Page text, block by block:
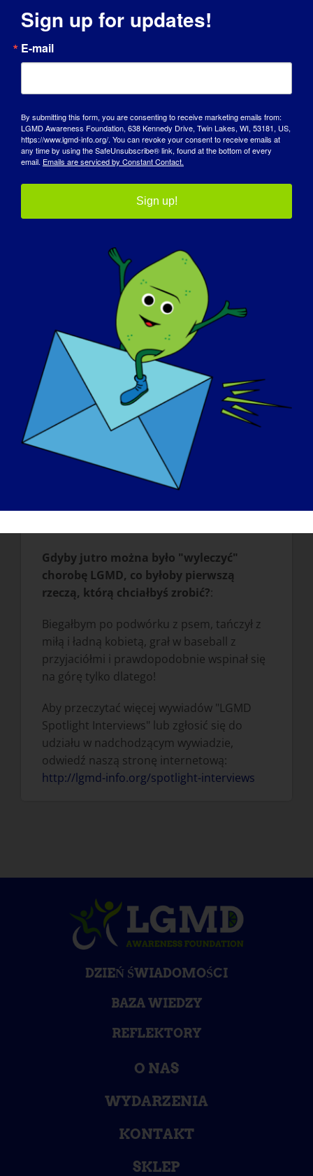
Uczy mnie nowych rzeczy każdego dnia. W
tak krótkim czasie zyskałem perspektywę
na całe życie. Stałem się lepszym
bardziej cierpliwy wobec siebie i innych.
Doceniam każdą chwilę i każdy krok, który
mi pozostał. Uśmiecham się więcej, patrzę
na chmury i traktuję teraz wszystkich
łagodnie. Staram się być czyimś
bohaterem. Poza tym, że cierpię na LGMD,
jestem najszczęśliwszym żyjącym
człowiekiem z najlepszą rodziną i
Co chciałbyś, aby świat dowiedział się o
Że jesteśmy ludźmi z celami, aspiracjami,
pasjami i uczuciami - tak jak wszyscy inni.
Wielu z nas było kiedyś całkiem
"normalnych". Gdyby wszyscy wiedzieli,
przez jakie przeszkody musi przeskakiwać
osoba z LGMD, aby przejść przez normalną
codzienną rutynę, ludzie zaczęliby
rozumieć, jak twarda i odporna jest nasza
społeczność. Zrozumieliby, że jest to
społeczność i choroba, o którą warto
walczyć. Bądź więc orędownikiem, podczas
gdy badacze i naukowcy odkryją te
Gdyby jutro można było "wyleczyć"
chorobę LGMD, co byłoby pierwszą
rzeczą, którą chciałbyś zrobić?:
Biegałbym po podwórku z psem, tańczył z
miłą i ładną kobietą, grał w baseball z
przyjaciółmi i prawdopodobnie wspinał się
na górę tylko dlatego!
Aby przeczytać więcej wywiadów "LGMD
Spotlight Interviews" lub zgłosić się do
udziału w nadchodzącym wywiadzie,
odwiedź naszą stronę internetową:
http://lgmd-info.org/spotlight-interviews
DZIEŃ ŚWIADOMOŚCI
BAZA WIEDZY
REFLEKTORY
O NAS
WYDARZENIA
KONTAKT
SKLEP
Sign up for updates!
E-mail
By submitting this form, you are consenting to receive marketing emails from:
LGMD Awareness Foundation, 638 Kennedy Drive, Twin Lakes, WI, 53181, US,
https://www.lgmd-info.org/. You can revoke your consent to receive emails at
any time by using the SafeUnsubscribe® link, found at the bottom of every
email. Emails are serviced by Constant Contact.
Sign up!